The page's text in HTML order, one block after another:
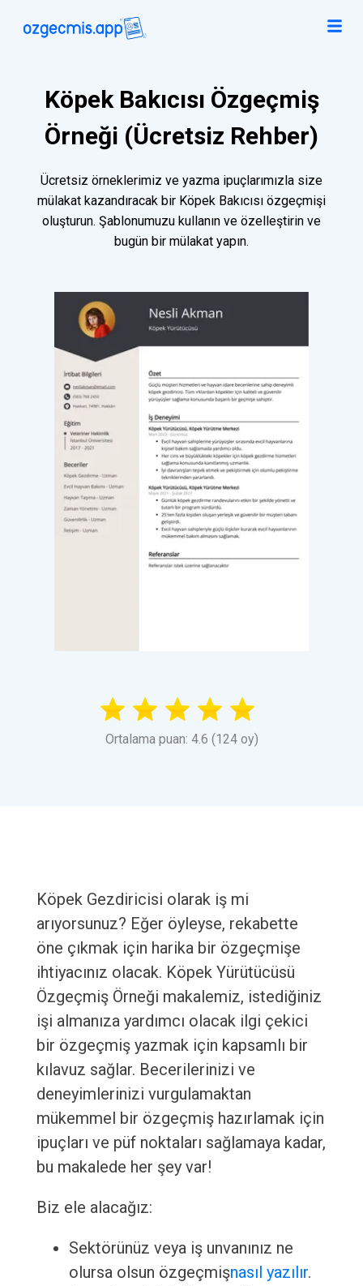
Köpek Bakıcısı Özgeçmiş
Örneği (Ücretsiz Rehber)
Ücretsiz örneklerimiz ve yazma ipuçlarımızla size
mülakat kazandıracak bir Köpek Bakıcısı özgeçmişi
oluşturun. Şablonumuzu kullanın ve özelleştirin ve
bugün bir mülakat yapın.
Ortalama puan: 4.6 (124 oy)
Köpek Gezdiricisi olarak iş mi
arıyorsunuz? Eğer öyleyse, rekabette
öne çıkmak için harika bir özgeçmişe
ihtiyacınız olacak. Köpek Yürütücüsü
Özgeçmiş Örneği makalemiz, istediğiniz
işi almanıza yardımcı olacak ilgi çekici
bir özgeçmiş yazmak için kapsamlı bir
kılavuz sağlar. Becerilerinizi ve
deneyimlerinizi vurgulamaktan
mükemmel bir özgeçmiş hazırlamak için
ipuçları ve püf noktaları sağlamaya kadar,
bu makalede her şey var!
Biz ele alacağız:
Sektörünüz veya iş unvanınız ne
olursa olsun özgeçmişnasıl yazılır.